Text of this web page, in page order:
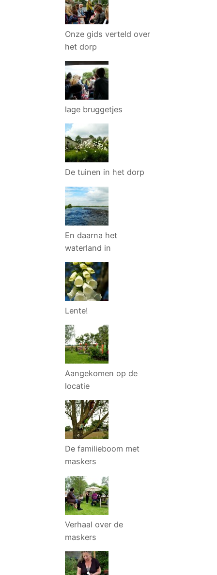
Onze gids verteld over
het dorp
lage bruggetjes
De tuinen in het dorp
En daarna het
waterland in
Lente!
Aangekomen op de
locatie
De familieboom met
maskers
Verhaal over de
maskers